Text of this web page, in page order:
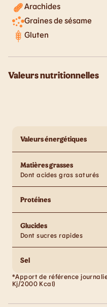
Arachides
Graines de sésame
Gluten
Valeurs nutritionnelles
Valeurs énergétiques
Matières grasses
Dont acides gras saturés
Protéines
Glucides
Dont sucres rapides
Sel
*Apport de référence
Kj/2000 Kcal)